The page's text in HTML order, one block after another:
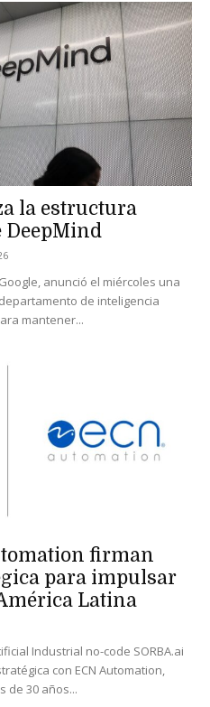
la estructura
DeepMind
anunció el miércoles una
de inteligencia
mantener...
firman
para impulsar
Latina
Industrial no-code SORBA.ai
con ECN Automation,
de 30 años...